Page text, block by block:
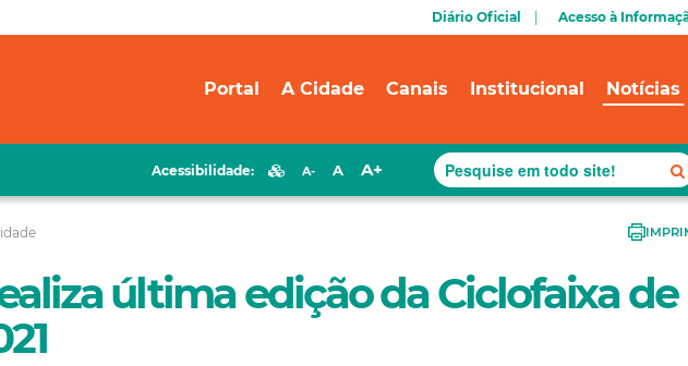
Diário Oficial Acesso à
Portal A Cidade Canais Institucional Notícias
Acessibilidade: A- A A+
última edição da Ciclofaixa de